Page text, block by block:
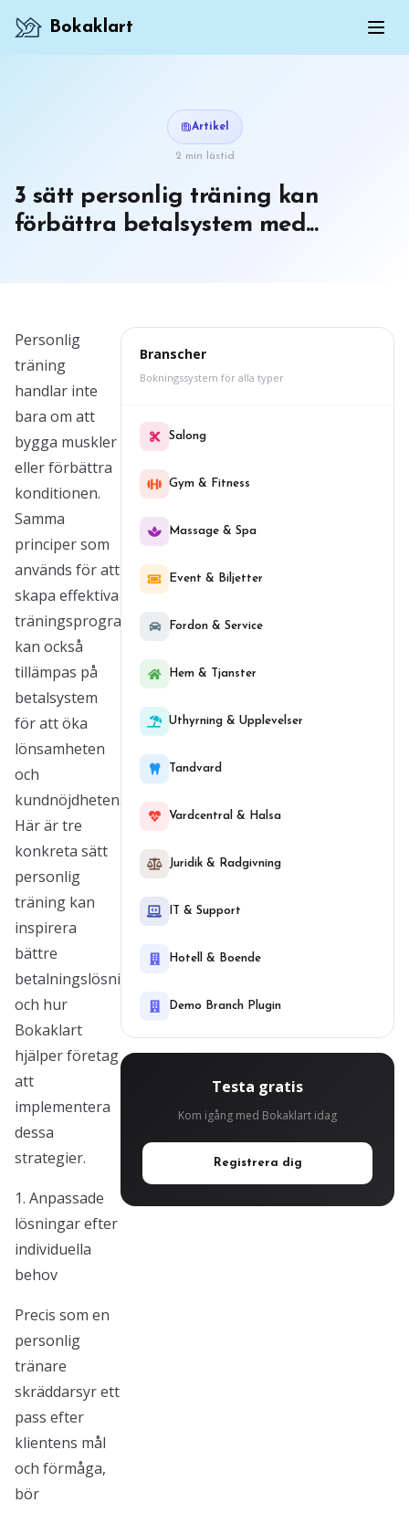
Bokaklart
Artikel
2 min lästid
3 sätt personlig träning kan
förbättra betalsystem med...
Personlig
träning
handlar inte
bara om att
bygga muskler
eller förbättra
konditionen.
Samma
principer som
används för att
skapa effektiva
träningsprogram
kan också
tillämpas på
betalsystem
för att öka
lönsamheten
och
kundnöjdheten.
Här är tre
konkreta sätt
personlig
träning kan
inspirera
bättre
betalningslösningar,
och hur
Bokaklart
hjälper företag
att
implementera
dessa
strategier.
1. Anpassade
lösningar efter
individuella
behov
Precis som en
personlig
tränare
skräddarsyr ett
pass efter
klientens mål
och förmåga,
bör
Branscher
Bokningssystem för alla typer
Salong
Gym & Fitness
Massage & Spa
Event & Biljetter
Fordon & Service
Hem & Tjanster
Uthyrning & Upplevelser
Tandvard
Vardcentral & Halsa
Juridik & Radgivning
IT & Support
Hotell & Boende
Demo Branch Plugin
Testa gratis
Kom igång med Bokaklart idag
Registrera dig